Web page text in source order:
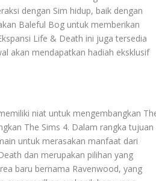
dengan Sim hidup, baik dengan
Baleful Bog untuk memberikan
Life & Death ini juga tersedia
akan mendapatkan hadiah eksklusif
niat untuk mengembangkan
The Sims 4. Dalam rangka tujuan
untuk merasakan manfaat dari
dan merupakan pilihan yang
baru bernama Ravenwood, yang